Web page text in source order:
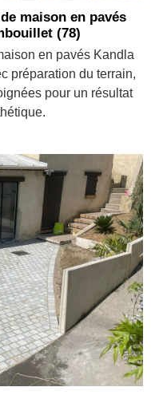
maison en pavés
(78)
en pavés Kandla
préparation du terrain,
pour un résultat